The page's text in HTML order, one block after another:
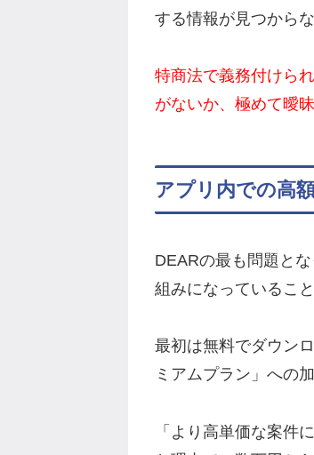
する情報が見つから
特商法で義務付けら
がないか、極めて曖
アプリ内での高
DEARの最も問題と
組みになっていること
最初は無料でダウン
ミアムプラン」への
「より高単価な案件